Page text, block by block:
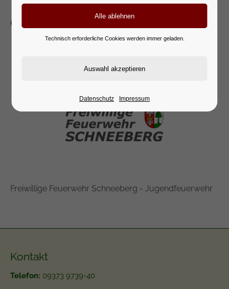
Christbaumsammelaktion
Freiwillige Feuerwehr Schneeberg - Jugendfeuerwehr
Kontakt
Telefon: 09373 9739-40
Technisch erforderliche Cookies werden immer geladen.
Datenschutz Impressum